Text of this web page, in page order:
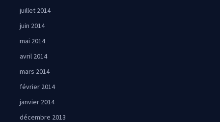
juillet 2014
juin 2014
mai 2014
avril 2014
mars 2014
février 2014
janvier 2014
décembre 2013